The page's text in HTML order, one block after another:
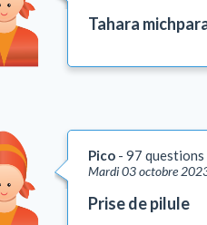
Tahara
Pico 97 questions
Mardi 03 octobre
Prise de pilule